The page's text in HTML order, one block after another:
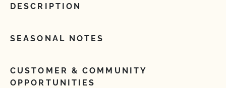
DESCRIPTION
SEASONAL NOTES
CUSTOMER & COMMUNITY
OPPORTUNITIES